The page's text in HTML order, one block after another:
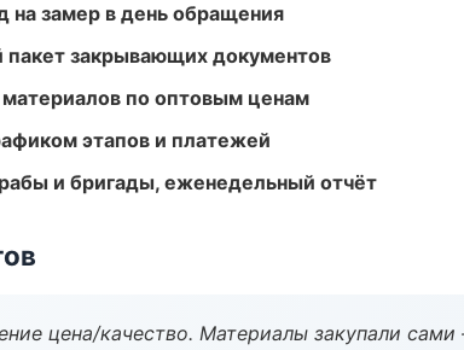
на замер в день обращения
пакет закрывающих документов
по оптовым ценам
этапов и платежей
и бригады, еженедельный отчёт
цена/качество. Материалы закупали